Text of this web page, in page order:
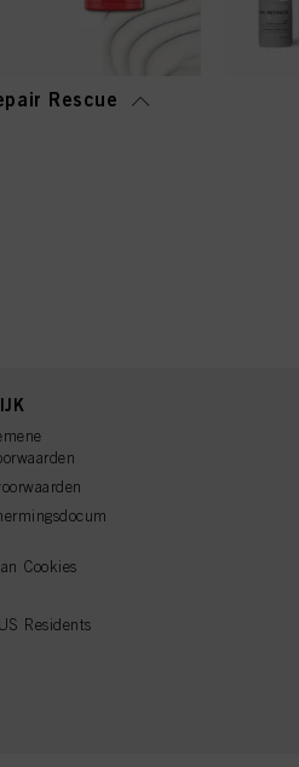
Rescue
Cookies
Residents